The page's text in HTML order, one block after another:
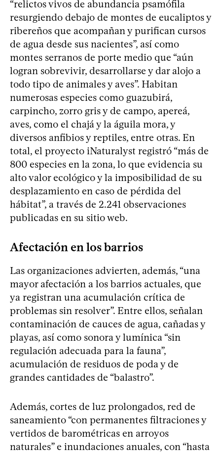
“relictos vivos de abundancia psamófila
resurgiendo debajo de montes de eucaliptos y
ribereños que acompañan y purifican cursos
de agua desde sus nacientes”, así como
montes serranos de porte medio que “aún
logran sobrevivir, desarrollarse y dar alojo a
todo tipo de animales y aves”. Habitan
numerosas especies como guazubirá,
carpincho, zorro gris y de campo, apereá,
aves, como el chajá y la águila mora, y
diversos anfibios y reptiles, entre otras. En
total, el proyecto iNaturalyst registró “más de
800 especies en la zona, lo que evidencia su
alto valor ecológico y la imposibilidad de su
desplazamiento en caso de pérdida del
hábitat”, a través de 2.241 observaciones
publicadas en su sitio web.
Afectación en los barrios
Las organizaciones advierten, además, “una
mayor afectación a los barrios actuales, que
ya registran una acumulación crítica de
problemas sin resolver”. Entre ellos, señalan
contaminación de cauces de agua, cañadas y
playas, así como sonora y lumínica “sin
regulación adecuada para la fauna”,
acumulación de residuos de poda y de
grandes cantidades de “balastro”.
Además, cortes de luz prolongados, red de
saneamiento “con permanentes filtraciones y
vertidos de barométricas en arroyos
naturales” e inundaciones anuales, con “hasta